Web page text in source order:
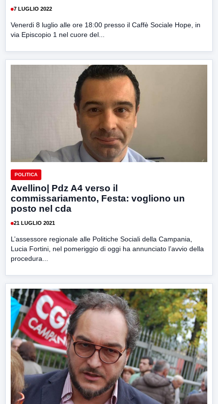
7 LUGLIO 2022
Venerdi 8 luglio alle ore 18:00 presso il Caffè Sociale Hope, in
via Episcopio 1 nel cuore del...
POLITICA
Avellino| Pdz A4 verso il
commissariamento, Festa: vogliono un
posto nel cda
21 LUGLIO 2021
L’assessore regionale alle Politiche Sociali della Campania,
Lucia Fortini, nel pomeriggio di oggi ha annunciato l’avvio della
procedura...